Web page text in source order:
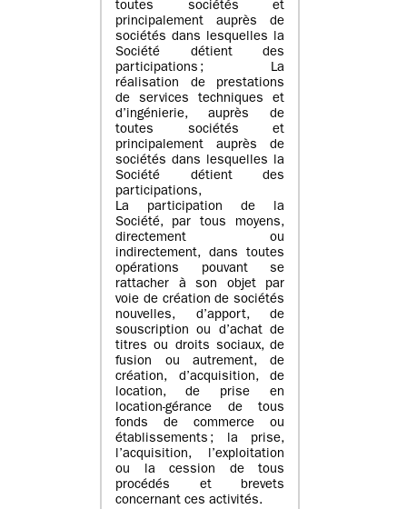
toutes sociétés et
principalement auprès de
sociétés dans lesquelles la
Société détient des
participations ; La
réalisation de prestations
de services techniques et
d’ingénierie, auprès de
toutes sociétés et
principalement auprès de
sociétés dans lesquelles la
Société détient des
participations,
La participation de la
Société, par tous moyens,
directement ou
indirectement, dans toutes
opérations pouvant se
rattacher à son objet par
voie de création de sociétés
nouvelles, d’apport, de
souscription ou d’achat de
titres ou droits sociaux, de
fusion ou autrement, de
création, d’acquisition, de
location, de prise en
location-gérance de tous
fonds de commerce ou
établissements ; la prise,
l’acquisition, l’exploitation
ou la cession de tous
procédés et brevets
concernant ces activités.